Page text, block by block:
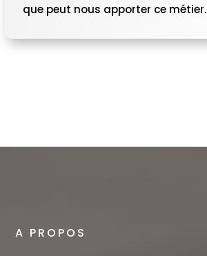
que peut nous apporter ce métier.
A PROPOS